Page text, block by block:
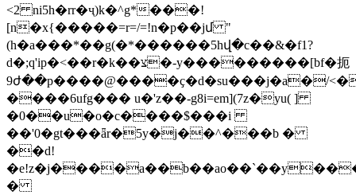
<2 ni5h�rr�ҷ)k�^g*���!
[n�x{�����=r=/=!n�p��jմ "
(h�a���*��g(�*������5hվ�c��&�f1?
d�;ԛ'ip�<��r�k��צ�-y���������[bf�扼
9ժ��p����@����ҫ�d�su���j�a�/
����6ufg��� u�'z��-g8i=em](7z�yu( ]
�0��u�o�c����$���i
��'0�gt���ǟr�5y�j��^���b �
��d!
�